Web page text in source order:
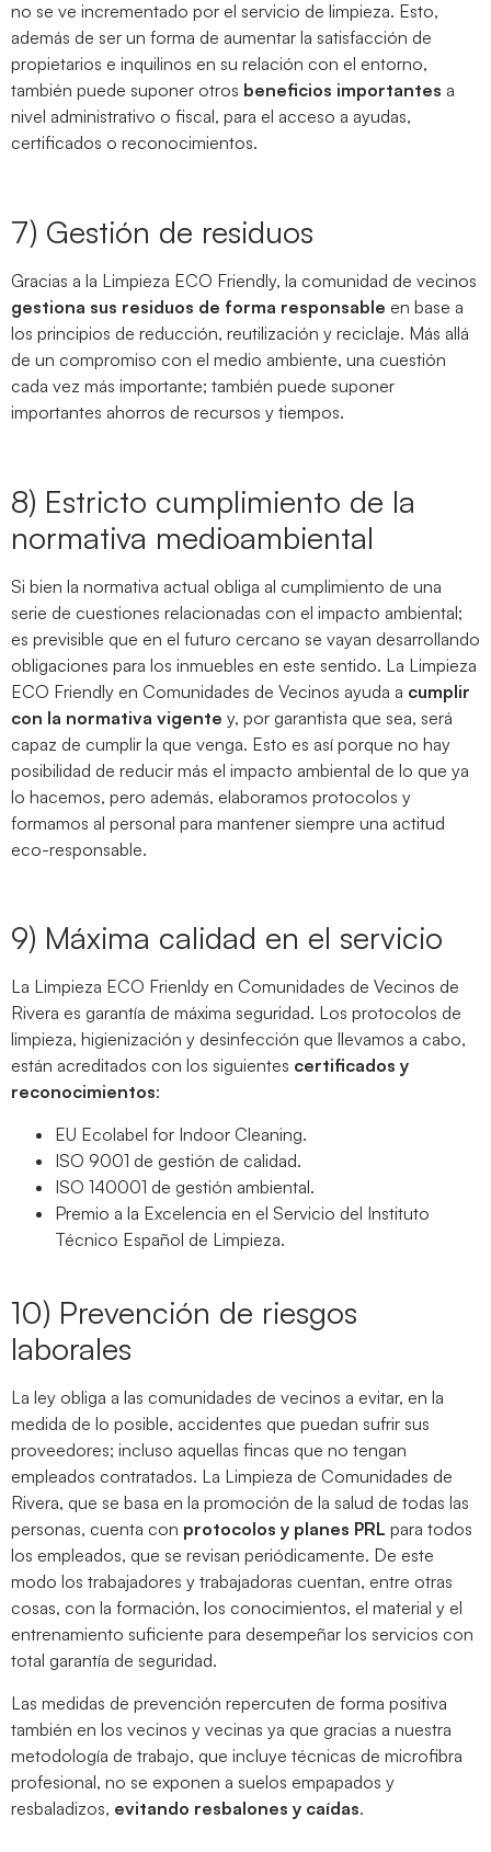
no se ve incrementado por el servicio de limpieza. Esto,
además de ser un forma de aumentar la satisfacción de
propietarios e inquilinos en su relación con el entorno,
también puede suponer otros beneficios importantes a
nivel administrativo o fiscal, para el acceso a ayudas,
certificados o reconocimientos.
7) Gestión de residuos
Gracias a la Limpieza ECO Friendly, la comunidad de vecinos
gestiona sus residuos de forma responsable en base a
los principios de reducción, reutilización y reciclaje. Más allá
de un compromiso con el medio ambiente, una cuestión
cada vez más importante; también puede suponer
importantes ahorros de recursos y tiempos.
8) Estricto cumplimiento de la
normativa medioambiental
Si bien la normativa actual obliga al cumplimiento de una
serie de cuestiones relacionadas con el impacto ambiental;
es previsible que en el futuro cercano se vayan desarrollando
obligaciones para los inmuebles en este sentido. La Limpieza
ECO Friendly en Comunidades de Vecinos ayuda a cumplir
con la normativa vigente y, por garantista que sea, será
capaz de cumplir la que venga. Esto es así porque no hay
posibilidad de reducir más el impacto ambiental de lo que ya
lo hacemos, pero además, elaboramos protocolos y
formamos al personal para mantener siempre una actitud
eco-responsable.
9) Máxima calidad en el servicio
La Limpieza ECO Frienldy en Comunidades de Vecinos de
Rivera es garantía de máxima seguridad. Los protocolos de
limpieza, higienización y desinfección que llevamos a cabo,
están acreditados con los siguientes certificados y
reconocimientos:
EU Ecolabel for Indoor Cleaning.
ISO 9001 de gestión de calidad.
ISO 140001 de gestión ambiental.
Premio a la Excelencia en el Servicio del Instituto
Técnico Español de Limpieza.
10) Prevención de riesgos
laborales
La ley obliga a las comunidades de vecinos a evitar, en la
medida de lo posible, accidentes que puedan sufrir sus
proveedores; incluso aquellas fincas que no tengan
empleados contratados. La Limpieza de Comunidades de
Rivera, que se basa en la promoción de la salud de todas las
personas, cuenta con protocolos y planes PRL para todos
los empleados, que se revisan periódicamente. De este
modo los trabajadores y trabajadoras cuentan, entre otras
cosas, con la formación, los conocimientos, el material y el
entrenamiento suficiente para desempeñar los servicios con
total garantía de seguridad.
Las medidas de prevención repercuten de forma positiva
también en los vecinos y vecinas ya que gracias a nuestra
metodología de trabajo, que incluye técnicas de microfibra
profesional, no se exponen a suelos empapados y
resbaladizos, evitando resbalones y caídas.